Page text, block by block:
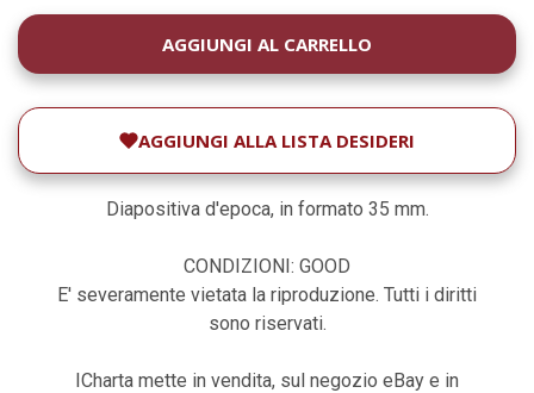
DISPONIBILITÀ
ATTUALE:
AGGIUNGI ALLA LISTA DESIDERI
Diapositiva d'epoca, in formato 35 mm.
CONDIZIONI: GOOD
E' severamente vietata la riproduzione. Tutti i diritti
sono riservati.
ICharta mette in vendita, sul negozio eBay e in